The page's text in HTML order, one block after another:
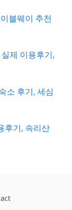
블웨이 추천
제 이용후기,
소 후기, 세심
후기, 속리산